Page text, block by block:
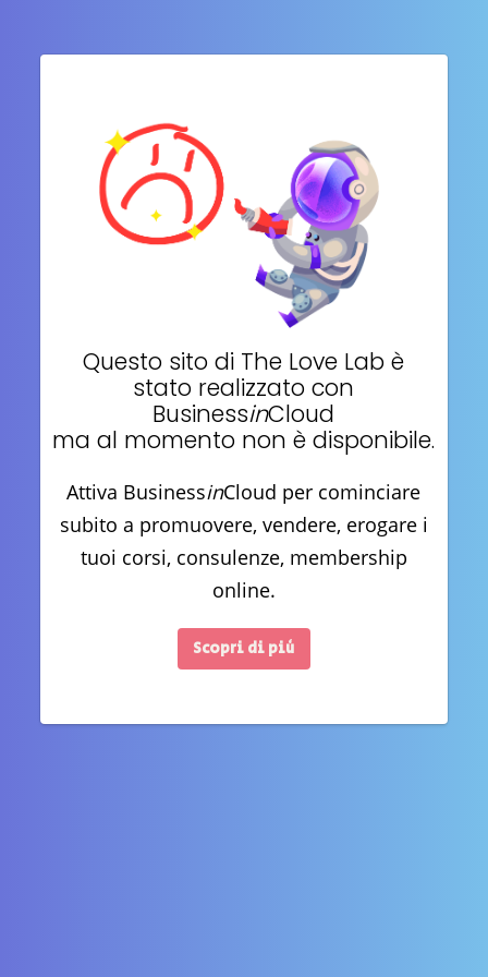
Questo sito di The Love Lab è
stato realizzato con
BusinessinCloud
ma al momento non è disponibile.
Attiva BusinessinCloud per cominciare
subito a promuovere, vendere, erogare i
tuoi corsi, consulenze, membership
online.
Scopri di più